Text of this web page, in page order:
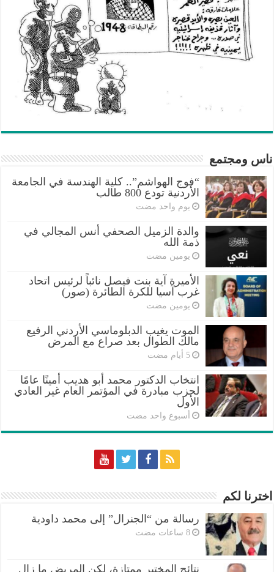
ناس ومجتمع
“فوج الهواشم”.. كلية الهندسة في الجامعة
الأردنية تودع 800 طالب
‏يوم واحد مضت
والدة الزميل الصحفي أنس المجالي في
ذمة الله
‏يومين مضت
الأميرة آية بنت فيصل نائباً لرئيس اتحاد
غرب آسيا للكرة الطائرة (صور)
‏يومين مضت
الموت يغيب الدبلوماسي الأردني الرفيع
مالك الطوال بعد صراع مع المرض
‏5 أيام مضت
انتخاب الدكتور محمد أبو هديب أمينًا عامًا
لحزب مبادرة في المؤتمر العام غير العادي
الأول
‏أسبوع واحد مضت
اخترنا لكم
رسالة من “الجنرال” إلى محمد داودية
‏8 ساعات مضت
نتائج المختبر ممتازة، لكن المريض ما زال